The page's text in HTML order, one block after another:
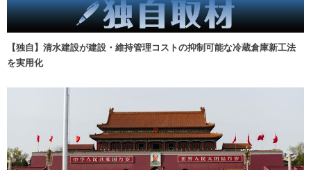
【独自】清水建設が建設・維持管理コストの抑制可能な冷蔵倉庫新工法
を実用化